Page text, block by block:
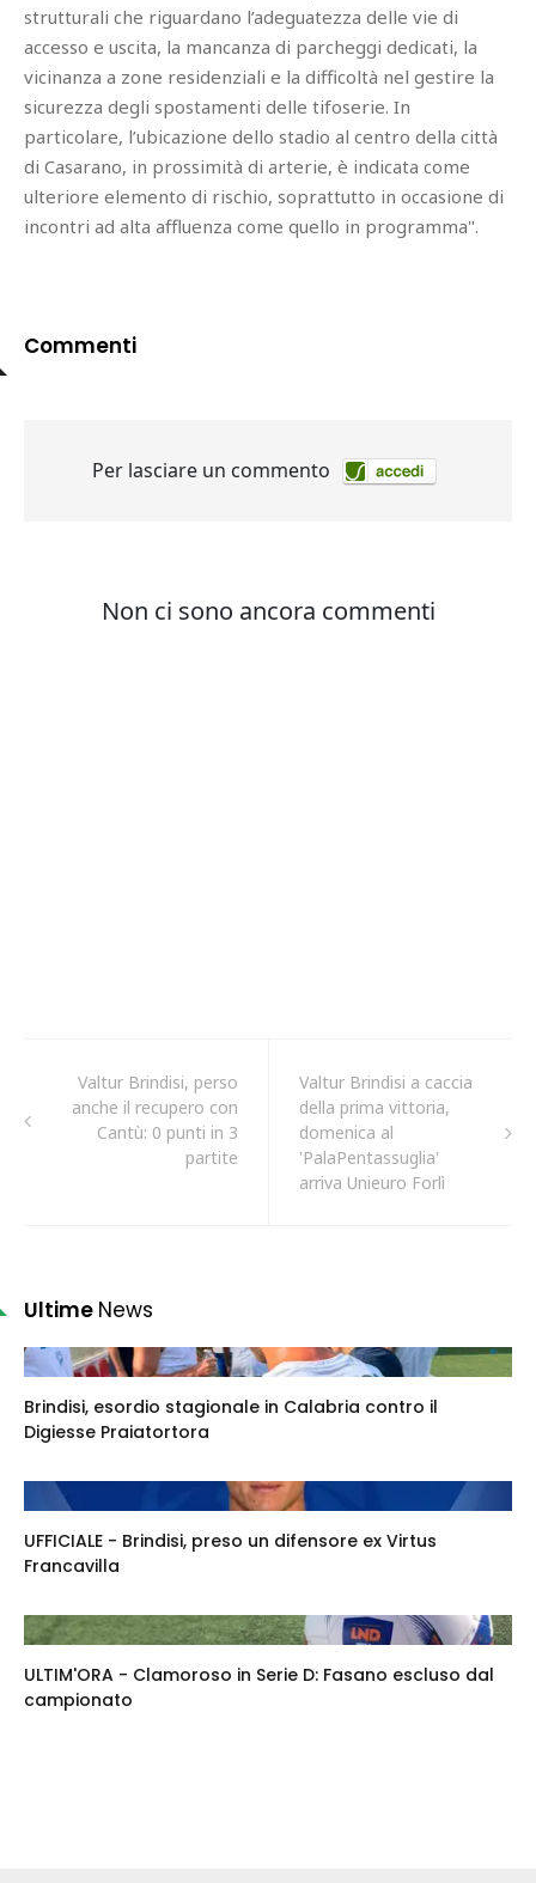
strutturali che riguardano l’adeguatezza delle vie di
accesso e uscita, la mancanza di parcheggi dedicati, la
vicinanza a zone residenziali e la difficoltà nel gestire la
sicurezza degli spostamenti delle tifoserie. In
particolare, l’ubicazione dello stadio al centro della città
di Casarano, in prossimità di arterie, è indicata come
ulteriore elemento di rischio, soprattutto in occasione di
incontri ad alta affluenza come quello in programma".
Commenti
Valtur Brindisi, perso
anche il recupero con
Cantù: 0 punti in 3
partite
Valtur Brindisi a caccia
della prima vittoria,
domenica al
'PalaPentassuglia'
arriva Unieuro Forlì
Ultime News
Brindisi, esordio stagionale in Calabria contro il
Digiesse Praiatortora
UFFICIALE - Brindisi, preso un difensore ex Virtus
Francavilla
ULTIM'ORA - Clamoroso in Serie D: Fasano escluso dal
campionato